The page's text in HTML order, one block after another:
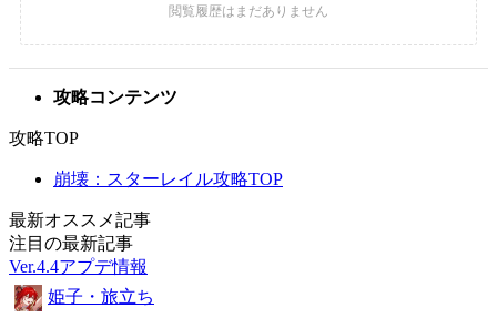
攻略コンテンツ
攻略TOP
崩壊：スターレイル攻略TOP
最新オススメ記事
注目の最新記事
Ver.4.4アプデ情報
姫子・旅立ち